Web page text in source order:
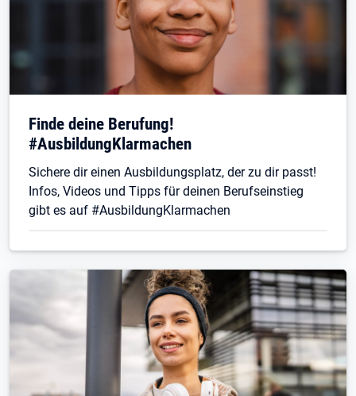
Finde deine Berufung!
#AusbildungKlarmachen
Sichere dir einen Ausbildungsplatz, der zu dir passt!
Infos, Videos und Tipps für deinen Berufseinstieg
gibt es auf #AusbildungKlarmachen